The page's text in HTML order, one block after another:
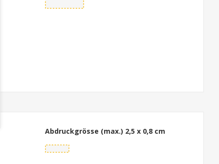
Abdruckgrösse (max.) 2,5 x 0,8 cm